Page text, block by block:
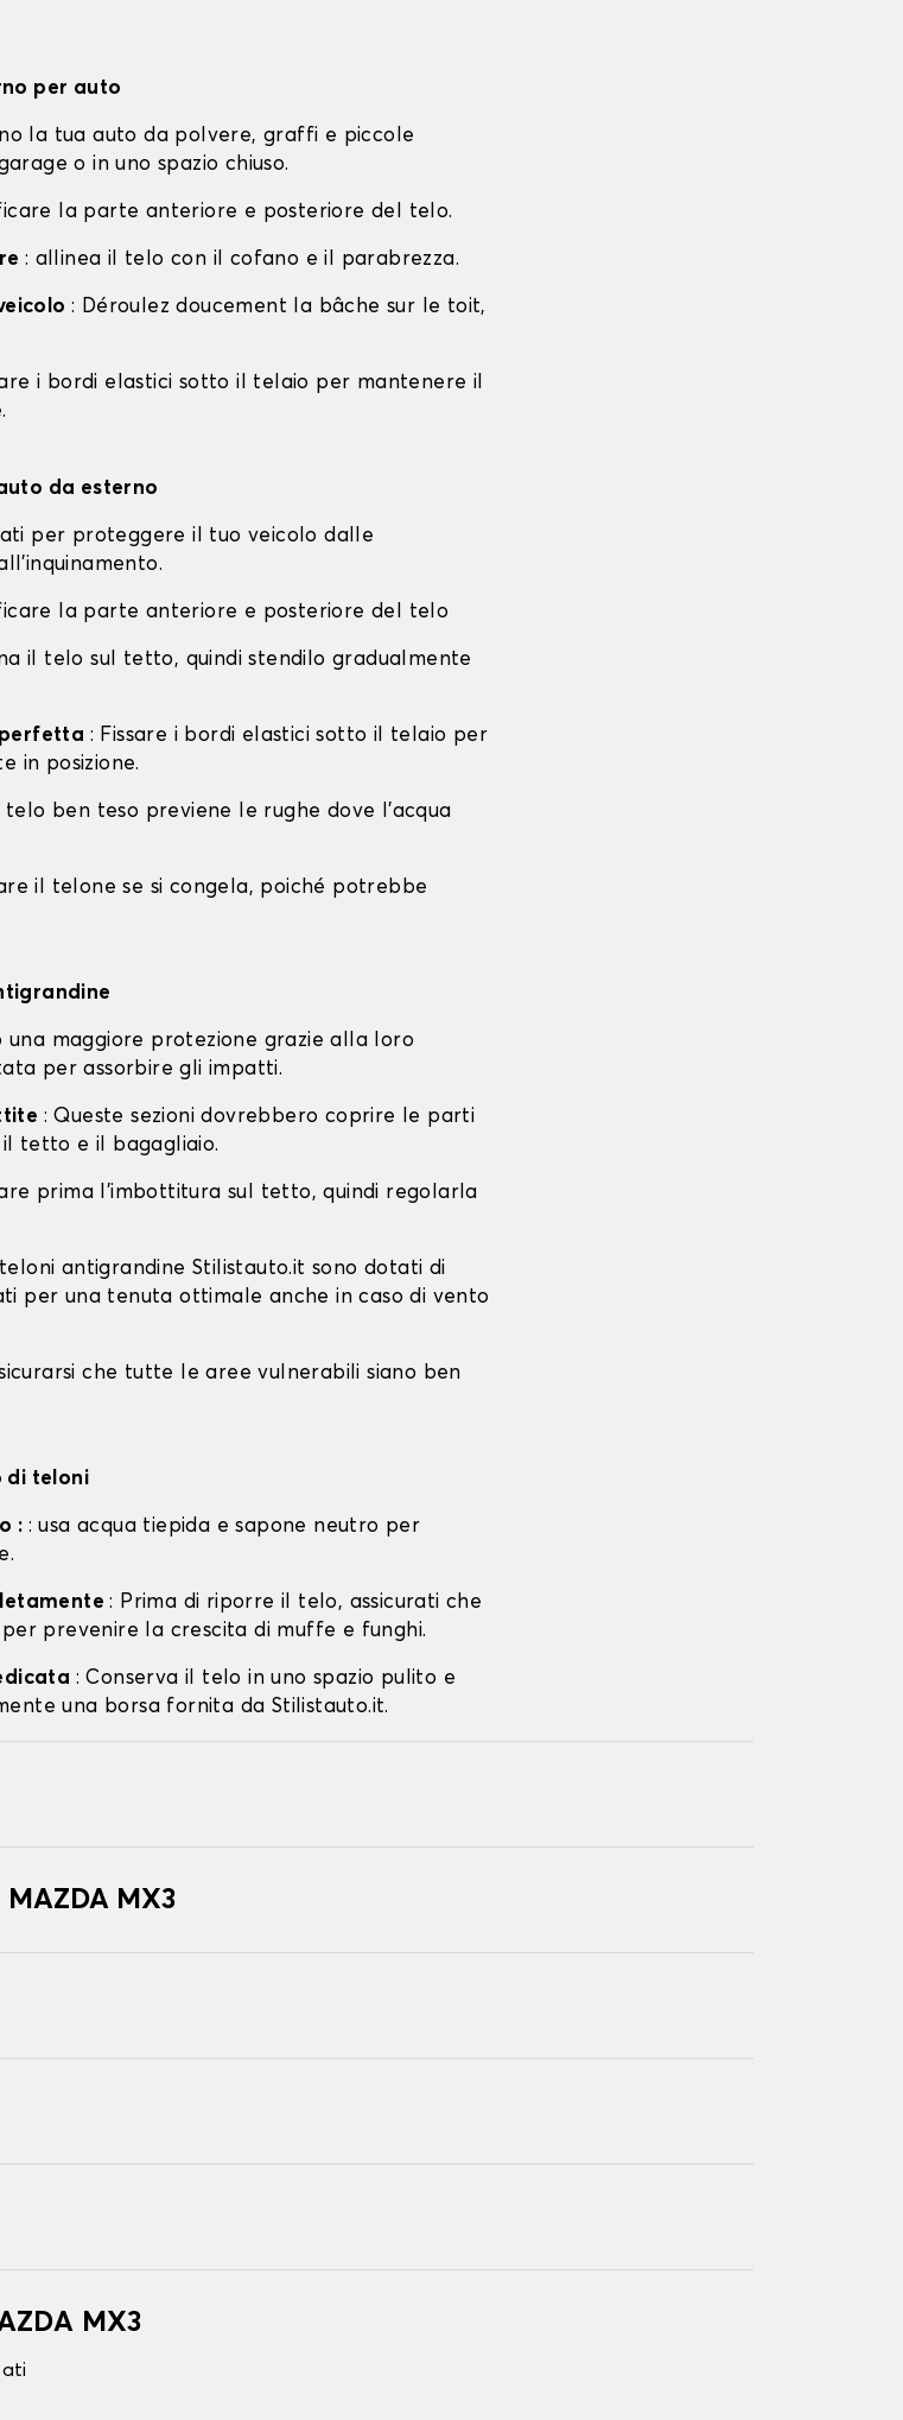
per auto
la tua auto da polvere, graffi e piccole
o in uno spazio chiuso.
la parte anteriore e posteriore del telo.
: allinea il telo con il cofano e il parabrezza.
: Déroulez doucement la bâche sur le toit,
i bordi elastici sotto il telaio per mantenere il
da esterno
per proteggere il tuo veicolo dalle
la parte anteriore e posteriore del telo
il telo sul tetto, quindi stendilo gradualmente
: Fissare i bordi elastici sotto il telaio per
in posizione.
telo ben teso previene le rughe dove l'acqua
il telone se si congela, poiché potrebbe
maggiore protezione grazie alla loro
per assorbire gli impatti.
: Queste sezioni dovrebbero coprire le parti
tetto e il bagagliaio.
prima l'imbottitura sul tetto, quindi regolarla
antigrandine Stilistauto.it sono dotati di
per una tenuta ottimale anche in caso di vento
che tutte le aree vulnerabili siano ben
di teloni
: : usa acqua tiepida e sapone neutro per
: Prima di riporre il telo, assicurati che
prevenire la crescita di muffe e funghi.
: Conserva il telo in uno spazio pulito e
una borsa fornita da Stilistauto.it.
MX3
MX3